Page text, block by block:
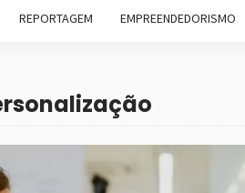
REPORTAGEM EMPREENDEDORISMO